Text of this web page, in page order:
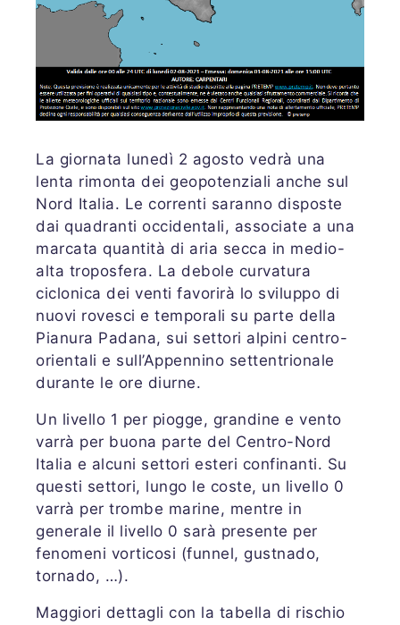
La giornata lunedì 2 agosto vedrà una
lenta rimonta dei geopotenziali anche sul
Nord Italia. Le correnti saranno disposte
dai quadranti occidentali, associate a una
marcata quantità di aria secca in medio-
alta troposfera. La debole curvatura
ciclonica dei venti favorirà lo sviluppo di
nuovi rovesci e temporali su parte della
Pianura Padana, sui settori alpini centro-
orientali e sull’Appennino settentrionale
durante le ore diurne.
Un livello 1 per piogge, grandine e vento
varrà per buona parte del Centro-Nord
Italia e alcuni settori esteri confinanti. Su
questi settori, lungo le coste, un livello 0
varrà per trombe marine, mentre in
generale il livello 0 sarà presente per
fenomeni vorticosi (funnel, gustnado,
tornado, …).
Maggiori dettagli con la tabella di rischio